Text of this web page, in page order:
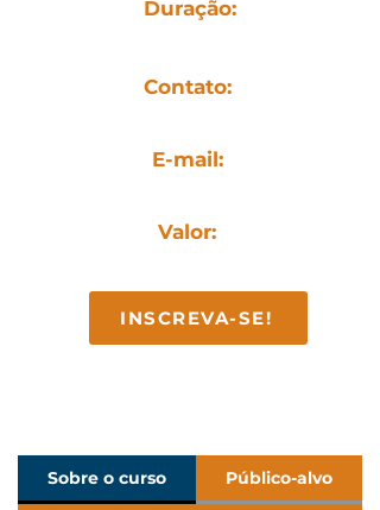
Duração:
Contato:
E-mail:
Valor:
INSCREVA-SE!
Sobre o curso Público-alvo